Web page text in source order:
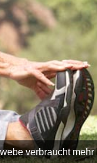
verbraucht